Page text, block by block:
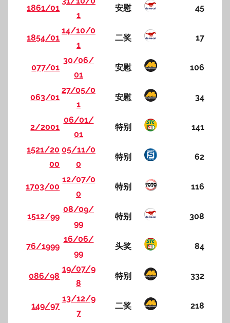
1861/01
1
安慰 45
1854/01
14/10/0
1
二奖 17
077/01
30/06/
01
安慰 106
063/01
27/05/0
1
安慰 34
2/2001
06/01/
01
特别 141
1521/20
00
05/11/0
0
特别 62
1703/00
12/07/0
0
特别 116
1512/99
08/09/
99
特别 308
76/1999
16/06/
99
头奖 84
086/98
19/07/9
8
特别 332
149/97
13/12/9
7
二奖 218